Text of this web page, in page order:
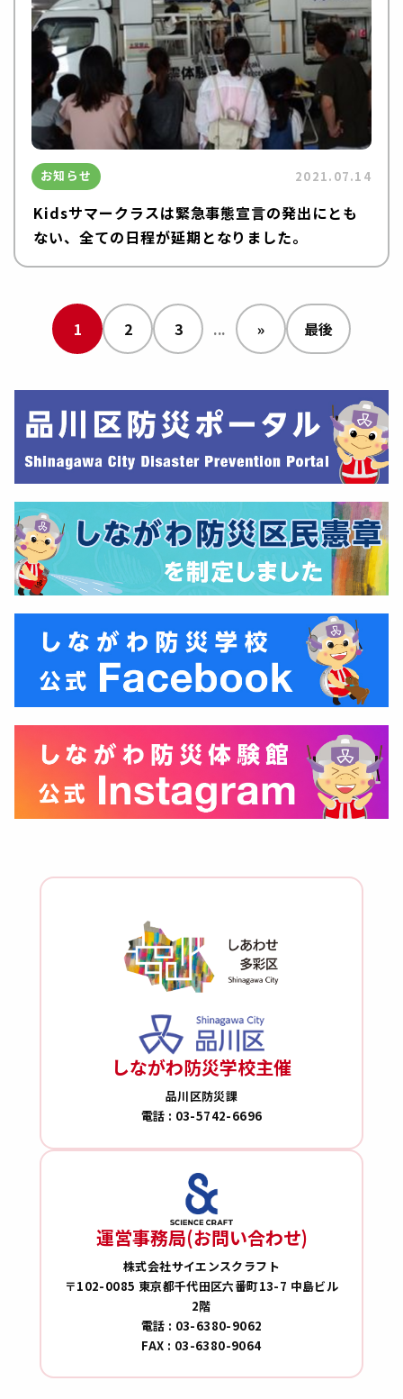
お知らせ 2021.07.14
Kidsサマークラスは緊急事態宣言の発出にとも
ない、全ての日程が延期となりました。
1 2 3 ... » 最後
しながわ防災学校主催
品川区防災課
電話 : 03-5742-6696
運営事務局(お問い合わせ)
株式会社サイエンスクラフト
〒102-0085 東京都千代田区六番町13-7 中島ビル
2階
電話 : 03-6380-9062
FAX : 03-6380-9064